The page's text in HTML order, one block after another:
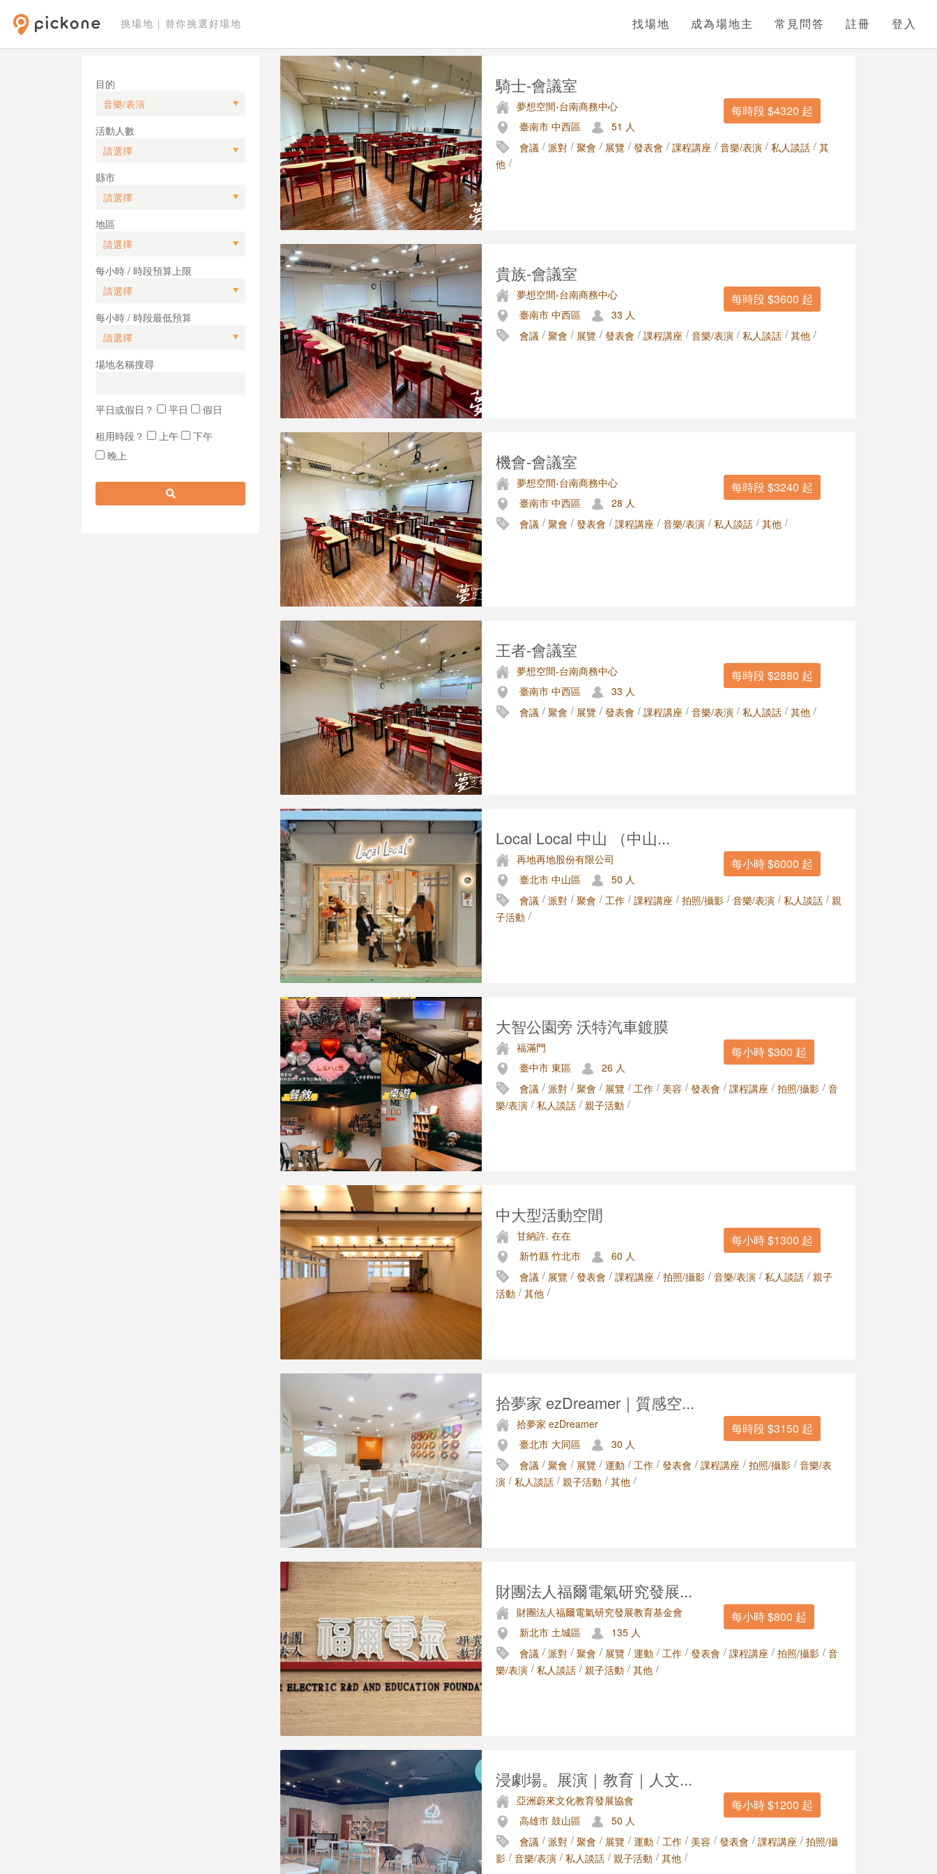
挑場地 | 替你挑選好場地 找場地 成為場地主 常見問答 註冊 登入
目的
活動人數
縣市
地區
每小時 / 時段預算上限
每小時 / 時段最低預算
場地名稱搜尋
平日或假日？ 平日
假日
租用時段？
上午
下午
晚上
騎士-會議室
每時段 $4320 起
夢想空間-台南商務中心
臺南市 中西區
51 人
會議 / 派對 / 聚會 / 展覽 / 發表會 / 課程講座 / 音樂/表演 / 私人談話 / 其
他 /
貴族-會議室
每時段 $3600 起
夢想空間-台南商務中心
臺南市 中西區
33 人
會議 / 聚會 / 展覽 / 發表會 / 課程講座 / 音樂/表演 / 私人談話 / 其他 /
機會-會議室
每時段 $3240 起
夢想空間-台南商務中心
臺南市 中西區
28 人
會議 / 聚會 / 發表會 / 課程講座 / 音樂/表演 / 私人談話 / 其他 /
王者-會議室
每時段 $2880 起
夢想空間-台南商務中心
臺南市 中西區
33 人
會議 / 聚會 / 展覽 / 發表會 / 課程講座 / 音樂/表演 / 私人談話 / 其他 /
Local Local 中山 （中山...
每小時 $6000 起
再地再地股份有限公司
臺北市 中山區
50 人
會議 / 派對 / 聚會 / 工作 / 課程講座 / 拍照/攝影 / 音樂/表演 / 私人談話 / 親
子活動 /
大智公園旁 沃特汽車鍍膜
每小時 $300 起
福滿門
臺中市 東區
26 人
會議 / 派對 / 聚會 / 展覽 / 工作 / 美容 / 發表會 / 課程講座 / 拍照/攝影 / 音
樂/表演 / 私人談話 / 親子活動 /
中大型活動空間
每小時 $1300 起
甘納許. 在在
新竹縣 竹北市
60 人
會議 / 展覽 / 發表會 / 課程講座 / 拍照/攝影 / 音樂/表演 / 私人談話 / 親子
活動 / 其他 /
拾夢家 ezDreamer｜質感空...
每時段 $3150 起
拾夢家 ezDreamer
臺北市 大同區
30 人
會議 / 聚會 / 展覽 / 運動 / 工作 / 發表會 / 課程講座 / 拍照/攝影 / 音樂/表
演 / 私人談話 / 親子活動 / 其他 /
財團法人福爾電氣研究發展...
每小時 $800 起
財團法人福爾電氣研究發展教育基金會
新北市 土城區
135 人
會議 / 派對 / 聚會 / 展覽 / 運動 / 工作 / 發表會 / 課程講座 / 拍照/攝影 / 音
樂/表演 / 私人談話 / 親子活動 / 其他 /
浸劇場。展演｜教育｜人文...
每小時 $1200 起
亞洲蔚來文化教育發展協會
高雄市 鼓山區
50 人
會議 / 派對 / 聚會 / 展覽 / 運動 / 工作 / 美容 / 發表會 / 課程講座 / 拍照/攝
影 / 音樂/表演 / 私人談話 / 親子活動 / 其他 /